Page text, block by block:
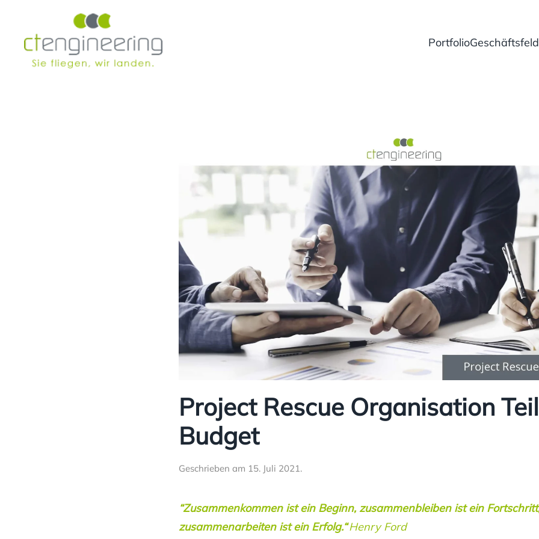
Skip to main content Portfolio
Project Rescue Organisation
Budget
Geschrieben am 15. Juli 2021 .
“Zusammenkommen ist ein Beginn, zusammenbleiben ist ein
zusammenarbeiten ist ein Erfolg.“Henry Ford